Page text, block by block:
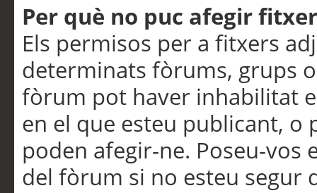
Per què no puc afegir
Els permisos per a fitxers
determinats fòrums, grups
fòrum pot haver inhabilitat
en el que esteu publicant,
poden afegir-ne. Poseu-vos
del fòrum si no esteu segur